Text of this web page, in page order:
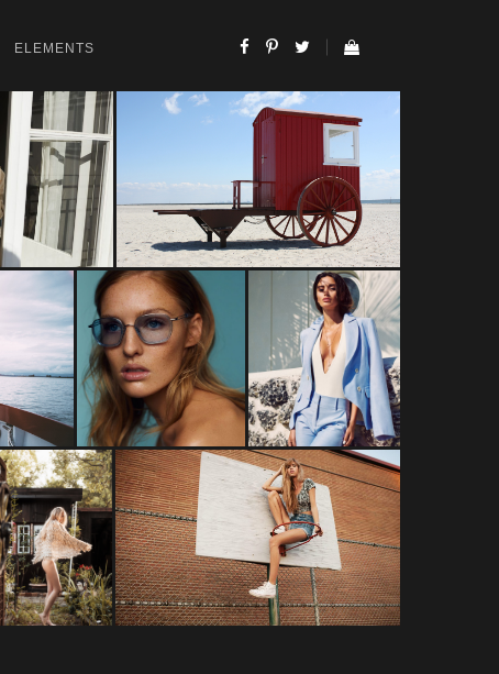
ELEMENTS